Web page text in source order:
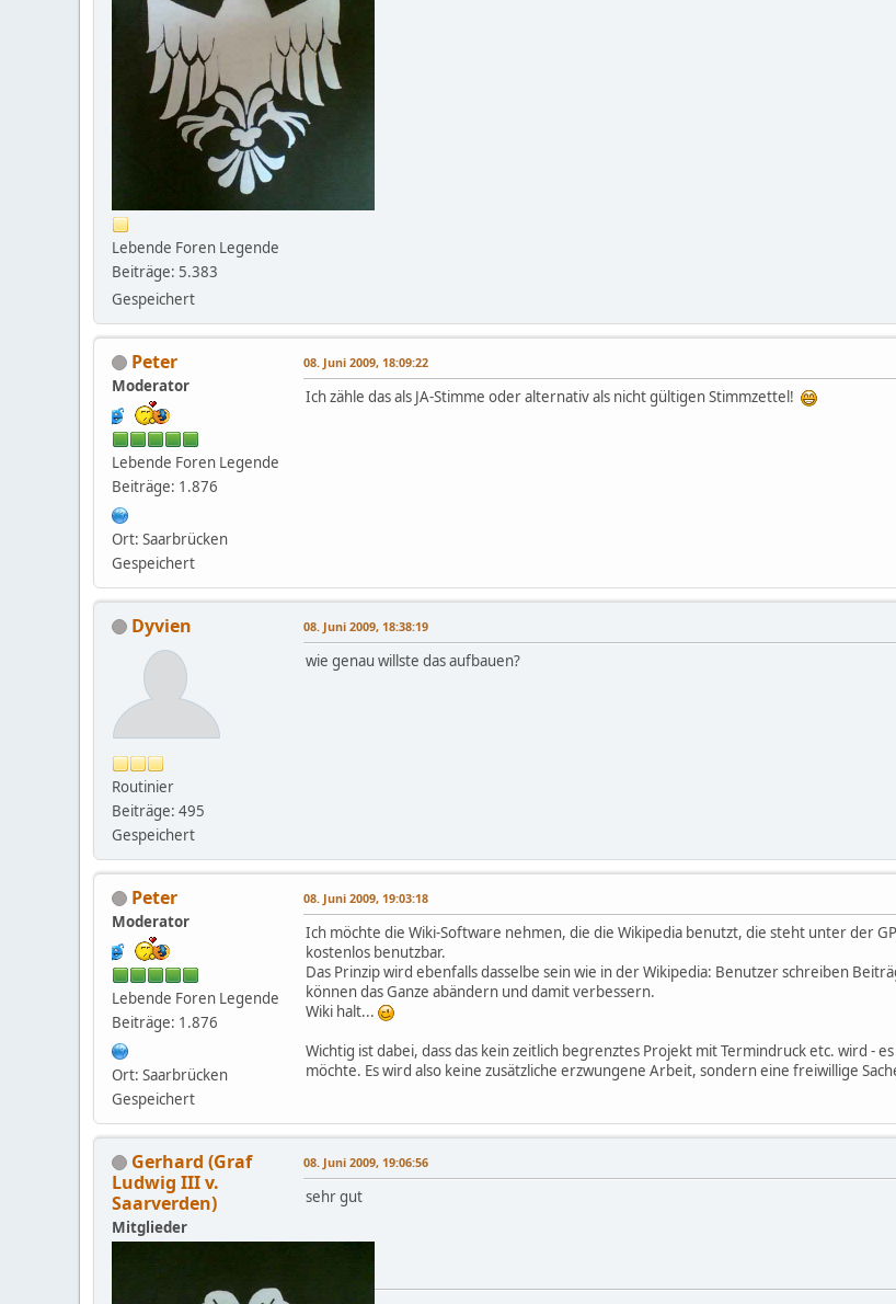
Lebende Foren Legende
Beiträge: 5.383
Gespeichert
Peter
Moderator
Lebende Foren Legende
Beiträge: 1.876
Ort: Saarbrücken
Gespeichert
08. Juni 2009, 18:09:22
Ich zähle das als JA-Stimme oder alternativ als nicht gültigen Stimmzettel!
Dyvien
Routinier
Beiträge: 495
Gespeichert
08. Juni 2009, 18:38:19
wie genau willste das aufbauen?
Peter
Moderator
Lebende Foren Legende
Beiträge: 1.876
Ort: Saarbrücken
Gespeichert
08. Juni 2009, 19:03:18
Ich möchte die Wiki-Software nehmen, die die Wikipedia benutzt, die steht unter der
kostenlos benutzbar.
Das Prinzip wird ebenfalls dasselbe sein wie in der Wikipedia: Benutzer schreiben
können das Ganze abändern und damit verbessern.
Wiki halt...
Wichtig ist dabei, dass das kein zeitlich begrenztes Projekt mit Termindruck etc. wird -
möchte. Es wird also keine zusätzliche erzwungene Arbeit, sondern eine freiwillige
Gerhard (Graf
Ludwig III v.
Saarverden)
Mitglieder
08. Juni 2009, 19:06:56
sehr gut